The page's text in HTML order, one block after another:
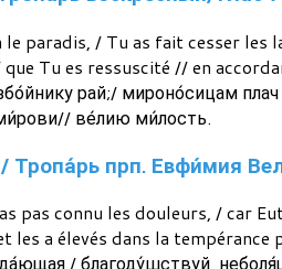
paradis, / Tu as fait cesser les
Tu es ressuscité // en
рай;/ мироно́сицам
ве́лию ми́лость.
прп. Евфи́мия
pas connu les douleurs, / car
a élevés dans la
благоду́шствуй,